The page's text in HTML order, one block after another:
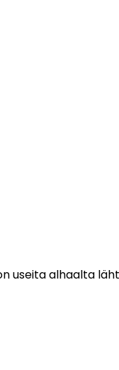
useita alhaalta